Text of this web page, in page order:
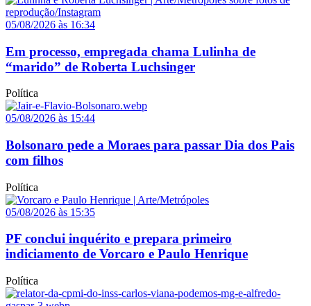
05/08/2026 às 16:34
Em processo, empregada chama Lulinha de
“marido” de Roberta Luchsinger
Política
05/08/2026 às 15:44
Bolsonaro pede a Moraes para passar Dia dos Pais
com filhos
Política
05/08/2026 às 15:35
PF conclui inquérito e prepara primeiro
indiciamento de Vorcaro e Paulo Henrique
Política